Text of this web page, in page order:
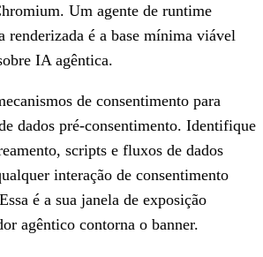
Um agente de runtime
renderizada é a base mínima viável
IA agêntica.
de consentimento para
dados pré-consentimento. Identifique
scripts e fluxos de dados
interação de consentimento
é a sua janela de exposição
agêntico contorna o banner.